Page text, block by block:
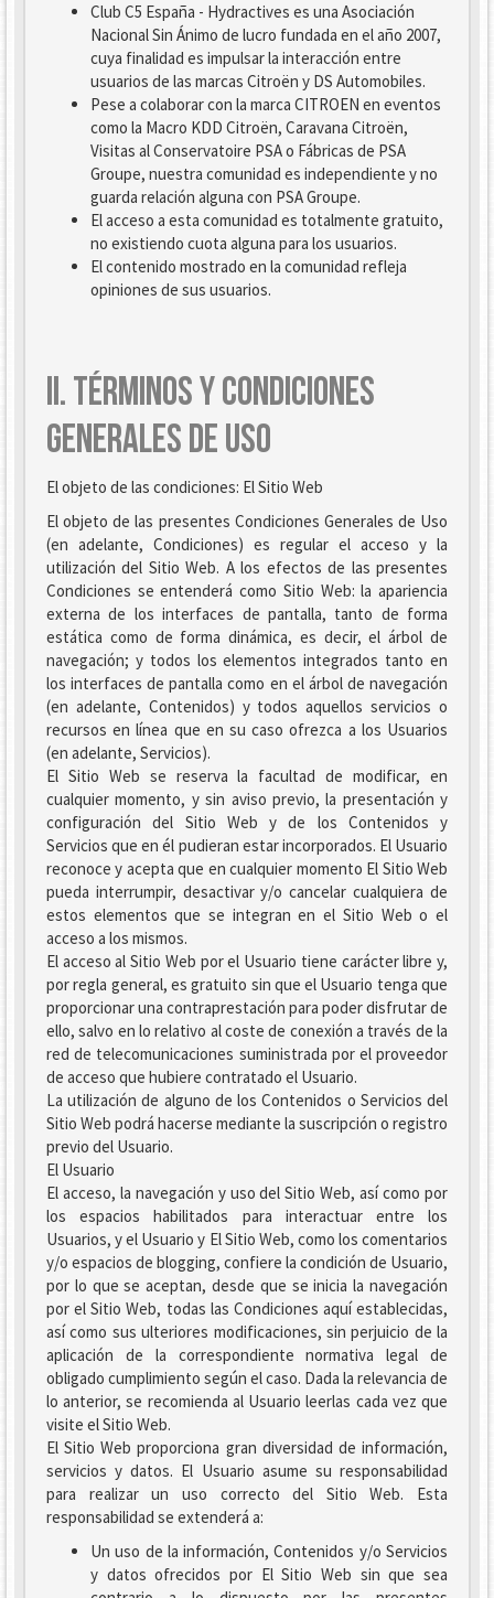
Club C5 España - Hydractives es una Asociación
Nacional Sin Ánimo de lucro fundada en el año 2007,
cuya finalidad es impulsar la interacción entre
usuarios de las marcas Citroën y DS Automobiles.
Pese a colaborar con la marca CITROEN en eventos
como la Macro KDD Citroën, Caravana Citroën,
Visitas al Conservatoire PSA o Fábricas de PSA
Groupe, nuestra comunidad es independiente y no
guarda relación alguna con PSA Groupe.
El acceso a esta comunidad es totalmente gratuito,
no existiendo cuota alguna para los usuarios.
El contenido mostrado en la comunidad refleja
opiniones de sus usuarios.
II. TÉRMINOS Y CONDICIONES
GENERALES DE USO
El objeto de las condiciones: El Sitio Web
El objeto de las presentes Condiciones Generales de Uso
(en adelante, Condiciones) es regular el acceso y la
utilización del Sitio Web. A los efectos de las presentes
Condiciones se entenderá como Sitio Web: la apariencia
externa de los interfaces de pantalla, tanto de forma
estática como de forma dinámica, es decir, el árbol de
navegación; y todos los elementos integrados tanto en
los interfaces de pantalla como en el árbol de navegación
(en adelante, Contenidos) y todos aquellos servicios o
recursos en línea que en su caso ofrezca a los Usuarios
(en adelante, Servicios).
El Sitio Web se reserva la facultad de modificar, en
cualquier momento, y sin aviso previo, la presentación y
configuración del Sitio Web y de los Contenidos y
Servicios que en él pudieran estar incorporados. El Usuario
reconoce y acepta que en cualquier momento El Sitio Web
pueda interrumpir, desactivar y/o cancelar cualquiera de
estos elementos que se integran en el Sitio Web o el
acceso a los mismos.
El acceso al Sitio Web por el Usuario tiene carácter libre y,
por regla general, es gratuito sin que el Usuario tenga que
proporcionar una contraprestación para poder disfrutar de
ello, salvo en lo relativo al coste de conexión a través de la
red de telecomunicaciones suministrada por el proveedor
de acceso que hubiere contratado el Usuario.
La utilización de alguno de los Contenidos o Servicios del
Sitio Web podrá hacerse mediante la suscripción o registro
previo del Usuario.
El Usuario
El acceso, la navegación y uso del Sitio Web, así como por
los espacios habilitados para interactuar entre los
Usuarios, y el Usuario y El Sitio Web, como los comentarios
y/o espacios de blogging, confiere la condición de Usuario,
por lo que se aceptan, desde que se inicia la navegación
por el Sitio Web, todas las Condiciones aquí establecidas,
así como sus ulteriores modificaciones, sin perjuicio de la
aplicación de la correspondiente normativa legal de
obligado cumplimiento según el caso. Dada la relevancia de
lo anterior, se recomienda al Usuario leerlas cada vez que
visite el Sitio Web.
El Sitio Web proporciona gran diversidad de información,
servicios y datos. El Usuario asume su responsabilidad
para realizar un uso correcto del Sitio Web. Esta
responsabilidad se extenderá a:
Un uso de la información, Contenidos y/o Servicios
y datos ofrecidos por El Sitio Web sin que sea